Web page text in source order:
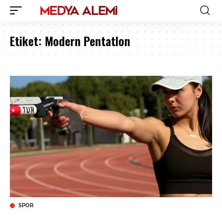
Etiket: Modern Pentatlon
SPOR